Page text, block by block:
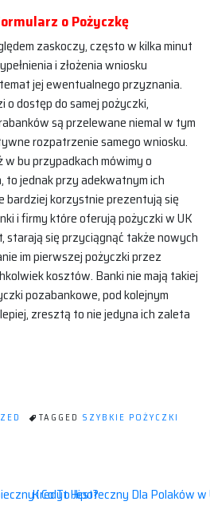
o Pożyczkę
zaskoczy, często w kilka minut
i złożenia wniosku
jej ewentualnego przyznania.
o dostęp do samej pożyczki,
są przelewane niemal w tym
rozpatrzenie samego wniosku.
w bu przypadkach mówimy o
jednak przy adekwatnym ich
bardziej korzystnie prezentują się
i firmy które oferują pożyczki w UK
starają się przyciągnąć także nowych
im pierwszej pożyczki przez
kosztów. Banki nie mają takiej
pozabankowe, pod kolejnym
zresztą to nie jedyna ich zaleta
TAGGED SZYBKIE POŻYCZKI
i Co To Jest?
Kredyt Hipoteczny Dla Polaków w